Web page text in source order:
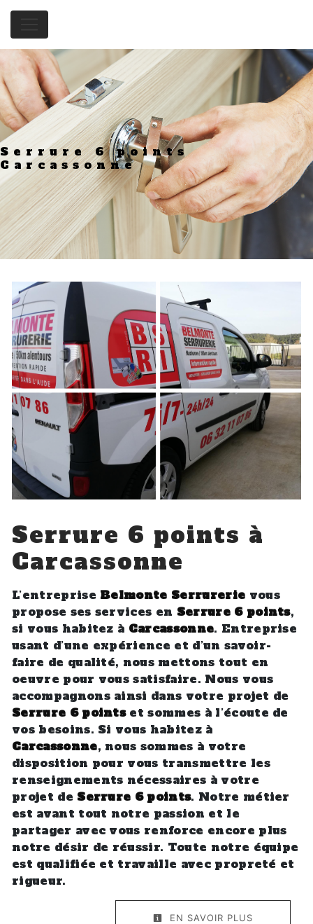
Panneau de gestion des cookies
Serrure 6 points
Carcassonne
Serrure 6 points à
Carcassonne
L’entreprise Belmonte Serrurerie vous
propose ses services en Serrure 6 points,
si vous habitez à Carcassonne. Entreprise
usant d’une expérience et d’un savoir-
faire de qualité, nous mettons tout en
oeuvre pour vous satisfaire. Nous vous
accompagnons ainsi dans votre projet de
Serrure 6 pointset sommes à l’écoute de
vos besoins. Si vous habitez à
Carcassonne, nous sommes à votre
disposition pour vous transmettre les
renseignements nécessaires à votre
projet de Serrure 6 points. Notre métier
est avant tout notre passion et le
partager avec vous renforce encore plus
notre désir de réussir. Toute notre équipe
est qualifiée et travaille avec propreté et
rigueur.
EN SAVOIR PLUS